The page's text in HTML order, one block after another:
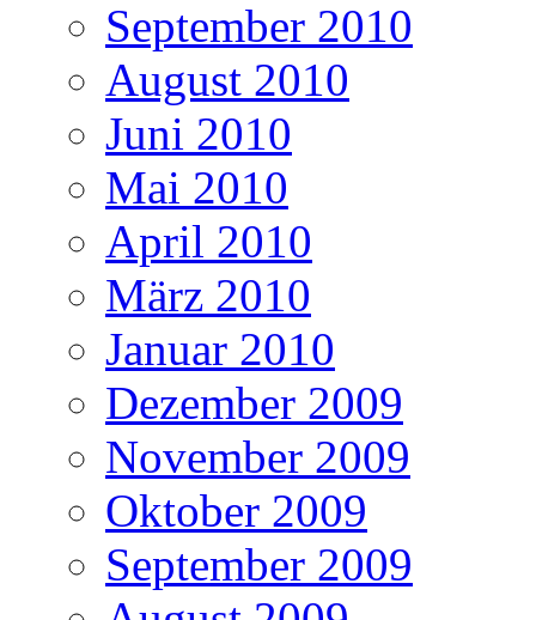
September 2010
August 2010
Juni 2010
Mai 2010
April 2010
März 2010
Januar 2010
Dezember 2009
November 2009
Oktober 2009
September 2009